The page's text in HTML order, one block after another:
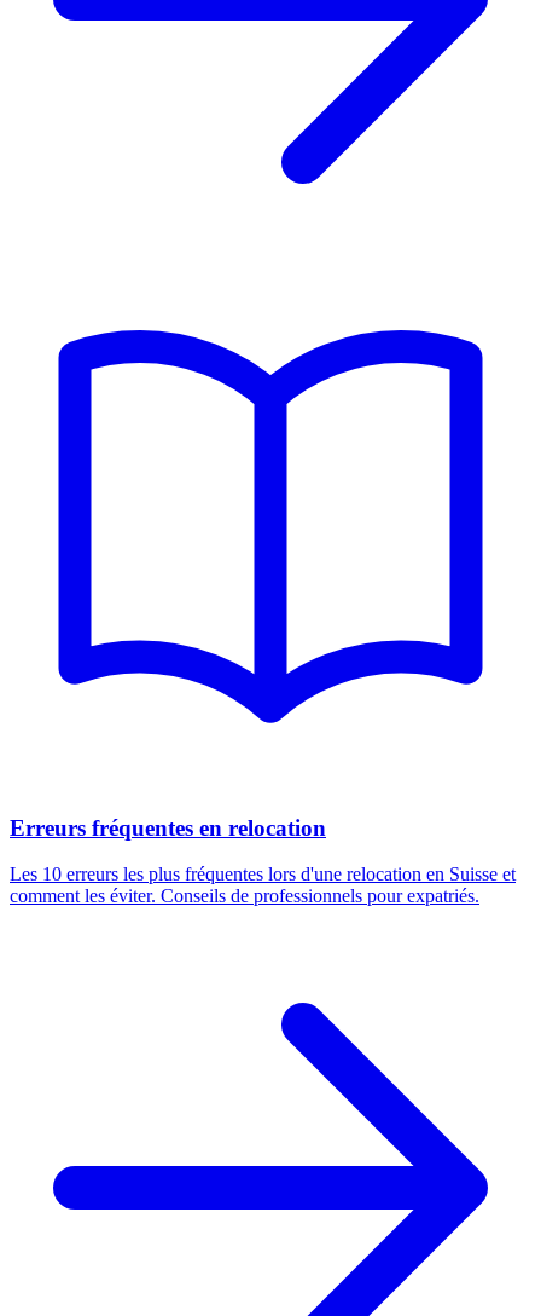
Erreurs fréquentes en relocation
Les 10 erreurs les plus fréquentes lors d'une relocation en Suisse et
comment les éviter. Conseils de professionnels pour expatriés.